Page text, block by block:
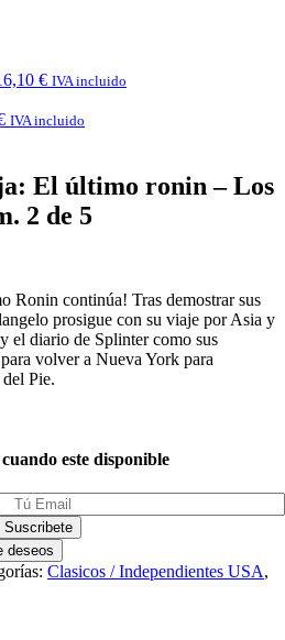
€ IVA incluido
IVA incluido
El último ronin – Los
2 de 5
Ronin continúa! Tras demostrar sus
prosigue con su viaje por Asia y
el diario de Splinter como sus
volver a Nueva York para
Pie.
este disponible
deseos
Clasicos / Independientes USA,